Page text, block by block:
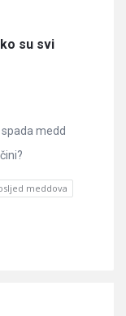
su svi
meddova